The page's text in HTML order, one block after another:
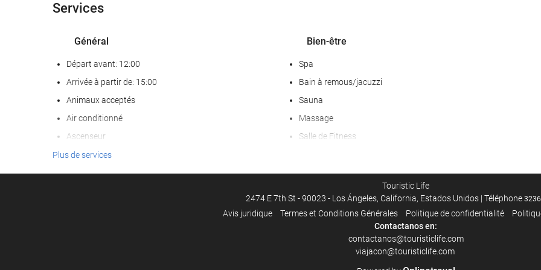
Services
Général
Départ avant: 12:00
Arrivée à partir de: 15:00
Animaux acceptés
Air conditionné
Ascenseur
Accès personnes à mobilité réduite
Chambres Non-fumeurs
Bien-être
Spa
Bain à remous/jacuzzi
Sauna
Massage
Salle de Fitness
Nourriture et boissons
Menus enfants
Plus de services
Touristic Life
2474 E 7th St - 90023 - Los Ángeles, California, Estados Unidos | Téléphone
Avis juridique Termes et Conditions Générales Politique de confidentialité
Contactanos en:
contactanos@touristiclife.com
viajacon@touristiclife.com